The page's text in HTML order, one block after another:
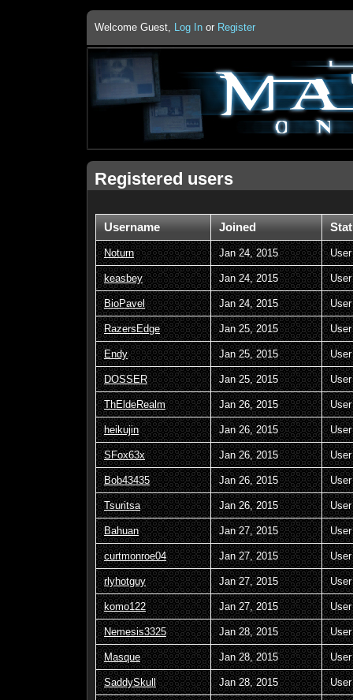
Welcome Guest, Log In or Register
Registered users
Username Joined
Noturn Jan 24, 2015 User
keasbey Jan 24, 2015 User
BioPavel Jan 24, 2015 User
RazersEdge Jan 25, 2015 User
Endy Jan 25, 2015 User
DOSSER Jan 25, 2015 User
ThEldeRealm Jan 26, 2015 User
heikujin Jan 26, 2015 User
SFox63x Jan 26, 2015 User
Bob43435 Jan 26, 2015 User
Tsuritsa Jan 26, 2015 User
Bahuan Jan 27, 2015 User
curtmonroe04 Jan 27, 2015 User
rlyhotguy Jan 27, 2015 User
komo122 Jan 27, 2015 User
Nemesis3325 Jan 28, 2015 User
Masque Jan 28, 2015 User
SaddySkull Jan 28, 2015 User